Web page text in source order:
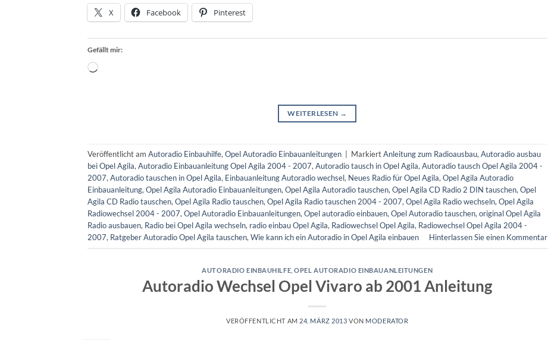
X Facebook Pinterest
Gefällt mir:
Wird
WEITERLESEN →
Veröffentlicht am Autoradio Einbauhilfe, Opel Autoradio Einbauanleitungen MarkiertAnleitung zum Radioausbau, Autoradio ausbau
bei Opel Agila, Autoradio Einbauanleitung Opel Agila 2004 - 2007, Autoradio tausch in Opel Agila, Autoradio tausch Opel Agila 2004 -
2007, Autoradio tauschen in Opel Agila, Einbauanleitung Autoradio wechsel, Neues Radio für Opel Agila, Opel Agila Autoradio
Einbauanleitung, Opel Agila Autoradio Einbauanleitungen, Opel Agila Autoradio tauschen, Opel Agila CD Radio 2 DIN tauschen, Opel
Agila CD Radio tauschen, Opel Agila Radio tauschen, Opel Agila Radio tauschen 2004 - 2007, Opel Agila Radio wechseln, Opel Agila
Radiowechsel 2004 - 2007, Opel Autoradio Einbauanleitungen, Opel autoradio einbauen, Opel Autoradio tauschen, original Opel Agila
Radio ausbauen, Radio bei Opel Agila wechseln, radio einbau Opel Agila, Radiowechsel Opel Agila, Radiowechsel Opel Agila 2004 -
2007, Ratgeber Autoradio Opel Agila tauschen, Wie kann ich ein Autoradio in Opel Agila einbauen Hinterlassen Sie einen Kommentar
AUTORADIO EINBAUHILFE ,OPEL AUTORADIO EINBAUANLEITUNGEN
Autoradio Wechsel Opel Vivaro ab 2001 Anleitung
VERÖFFENTLICHT AM 24. MÄRZ 2013 VON MODERATOR